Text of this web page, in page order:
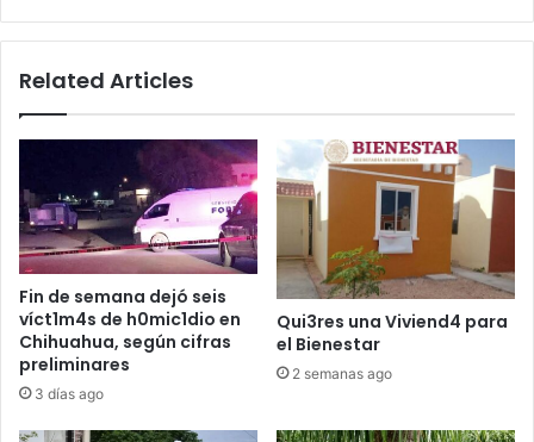
Related Articles
Fin de semana dejó seis
víct1m4s de h0mic1dio en
Chihuahua, según cifras
preliminares
3 días ago
Qui3res una Viviend4 para
el Bienestar
2 semanas ago